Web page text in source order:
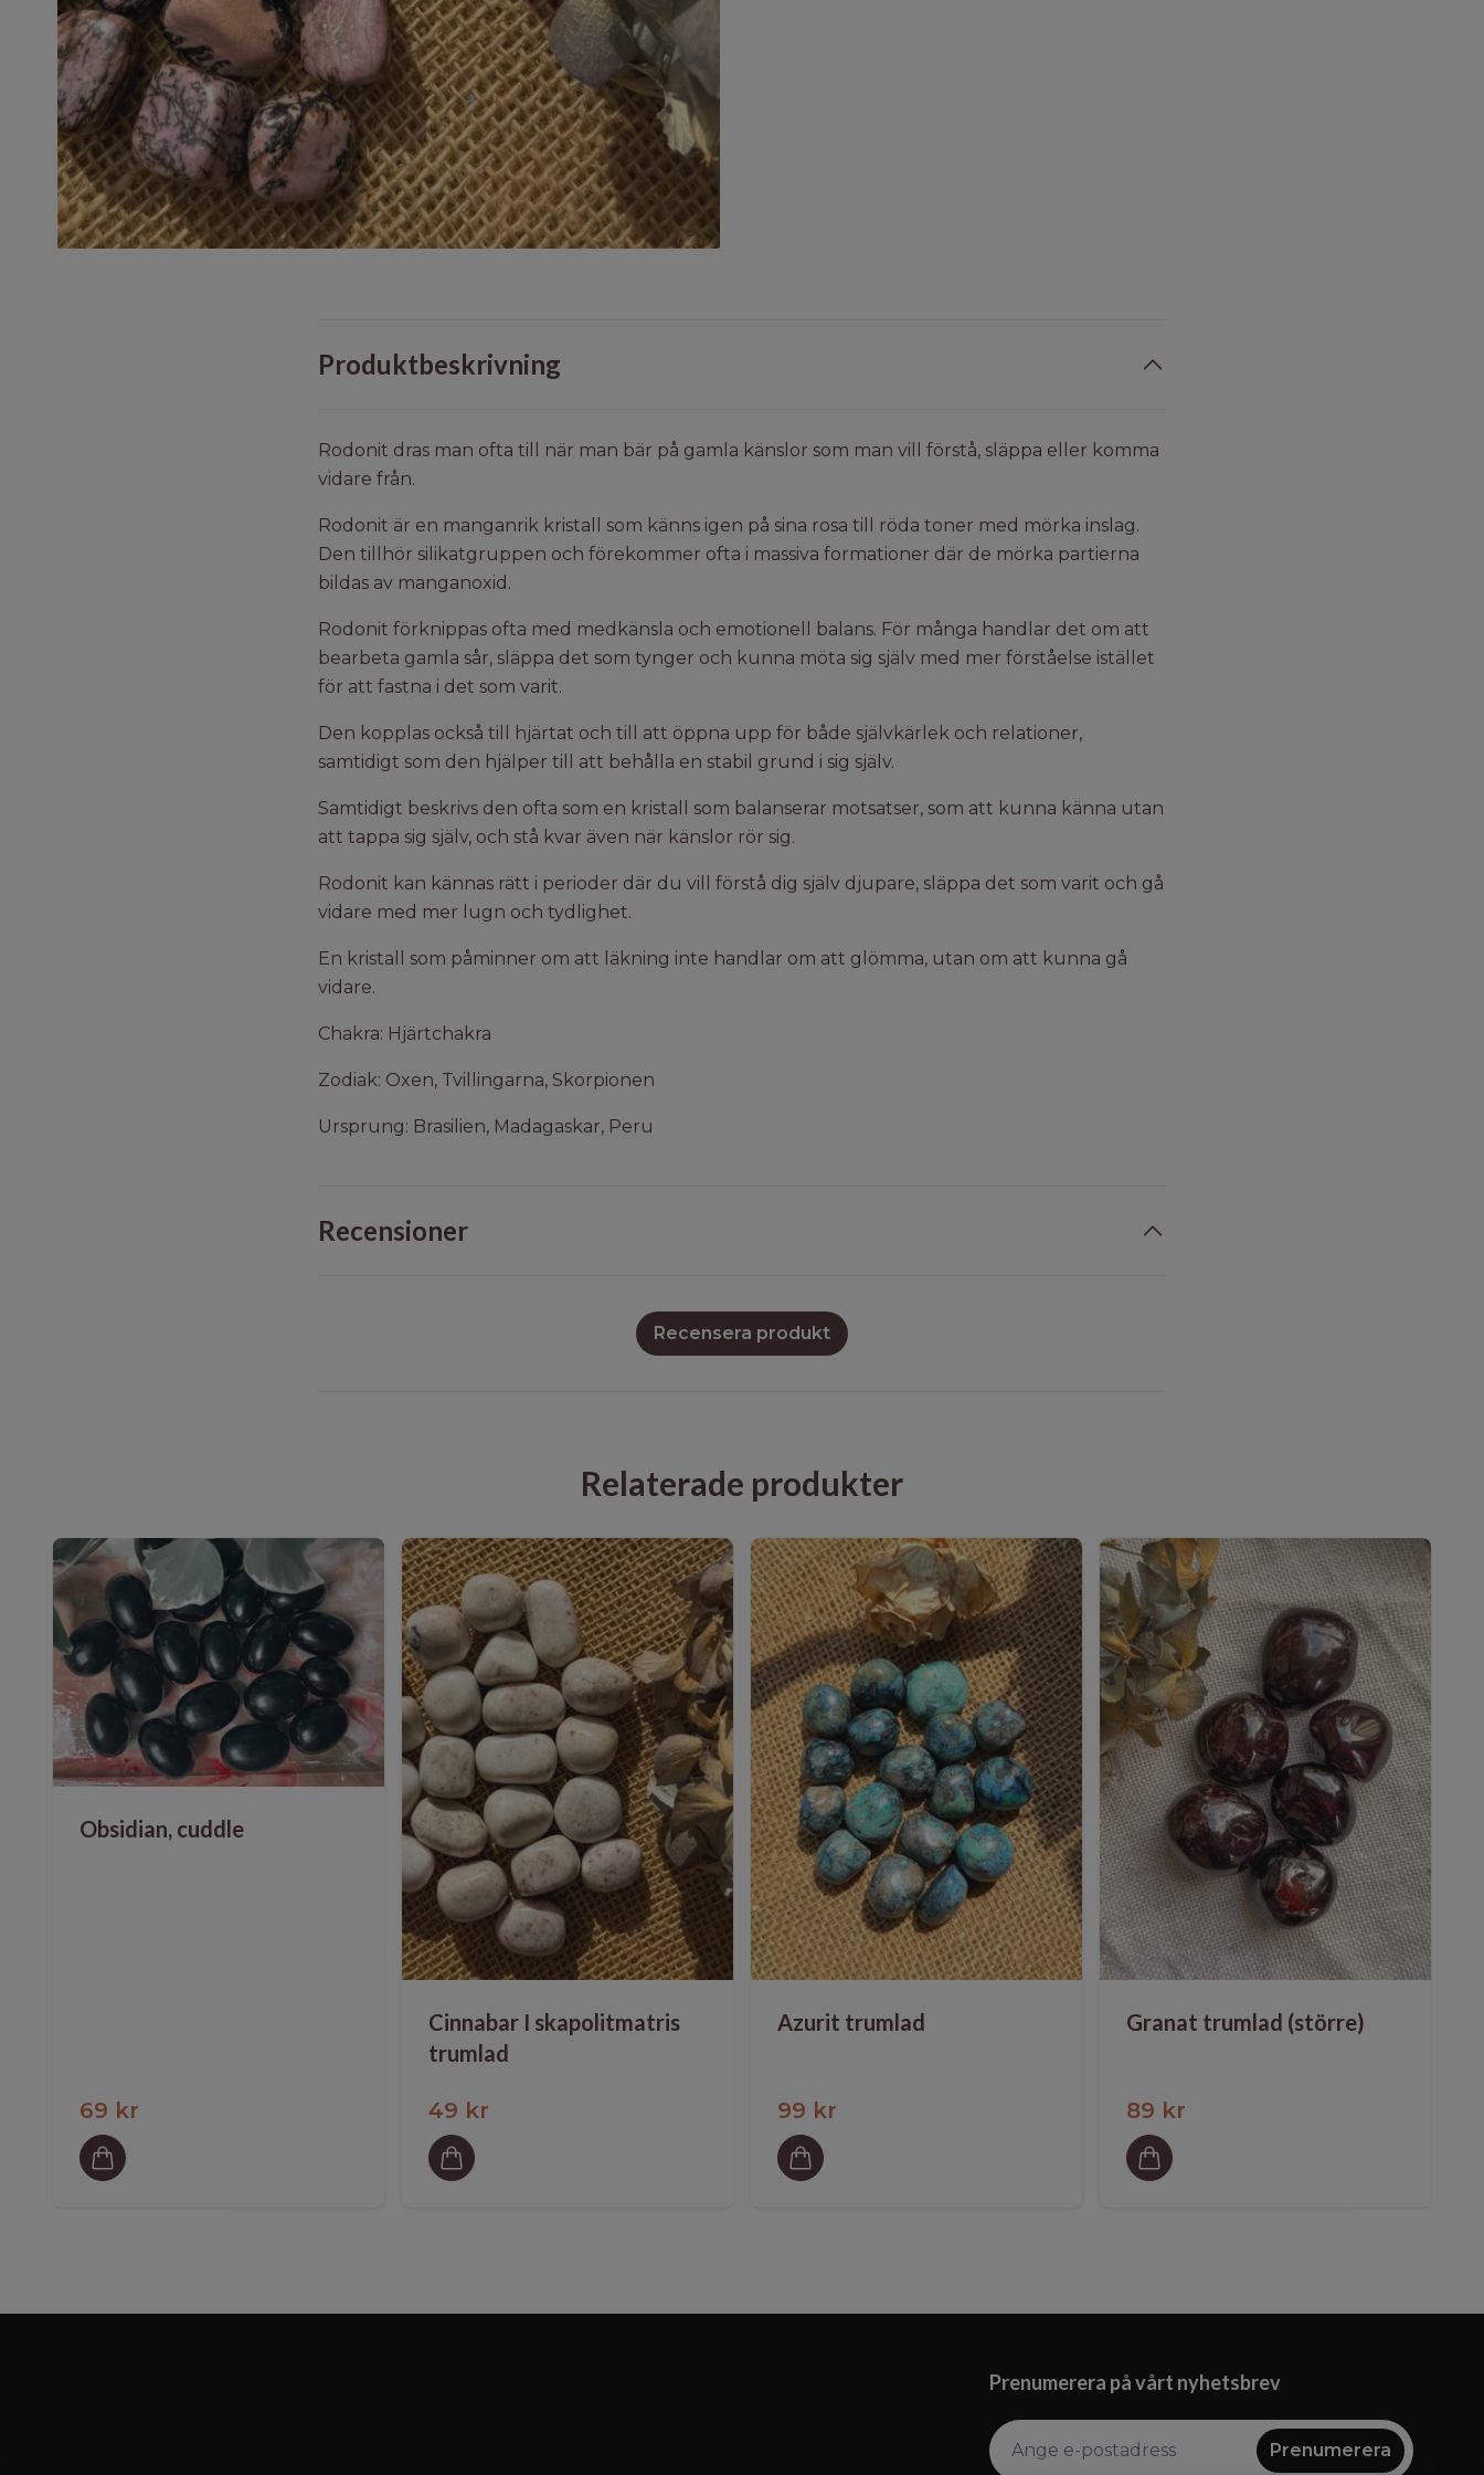
Produktbeskrivning
Rodonit dras man ofta till när man bär på gamla känslor som man vill förstå, släppa eller komma
vidare från.
Rodonit är en manganrik kristall som känns igen på sina rosa till röda toner med mörka inslag.
Den tillhör silikatgruppen och förekommer ofta i massiva formationer där de mörka partierna
bildas av manganoxid.
Rodonit förknippas ofta med medkänsla och emotionell balans. För många handlar det om att
bearbeta gamla sår, släppa det som tynger och kunna möta sig själv med mer förståelse istället
för att fastna i det som varit.
Den kopplas också till hjärtat och till att öppna upp för både självkärlek och relationer,
samtidigt som den hjälper till att behålla en stabil grund i sig själv.
Samtidigt beskrivs den ofta som en kristall som balanserar motsatser, som att kunna känna utan
att tappa sig själv, och stå kvar även när känslor rör sig.
Rodonit kan kännas rätt i perioder där du vill förstå dig själv djupare, släppa det som varit och gå
vidare med mer lugn och tydlighet.
En kristall som påminner om att läkning inte handlar om att glömma, utan om att kunna gå
vidare.
Chakra: Hjärtchakra
Zodiak: Oxen, Tvillingarna, Skorpionen
Ursprung: Brasilien, Madagaskar, Peru
Recensioner
Recensera produkt
Relaterade produkter
Obsidian, cuddle
69 kr
Cinnabar I skapolitmatris
trumlad
49 kr
Azurit trumlad
99 kr
Granat trumlad (större)
89 kr
Prenumerera på vårt nyhetsbrev
Prenumerera